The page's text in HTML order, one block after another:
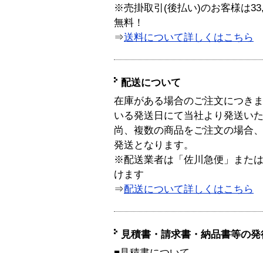
※売掛取引(後払い)のお客様は
無料！
⇒送料について詳しくはこちら
配送について
在庫がある場合のご注文につき
いる発送日にて当社より発送い
尚、複数の商品をご注文の場合
発送となります。
※配送業者は「佐川急便」また
けます
⇒配送について詳しくはこちら
見積書・請求書・納品書等の